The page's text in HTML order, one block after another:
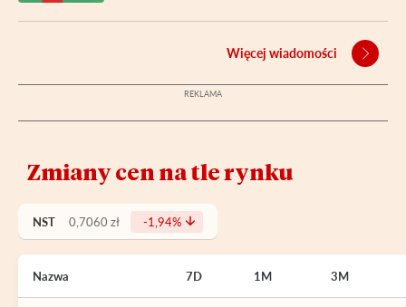
Więcej wiadomości
Zmiany cen na tle rynku
NST 0,7060 zł -1,94%
Nazwa 7D 1M 3M